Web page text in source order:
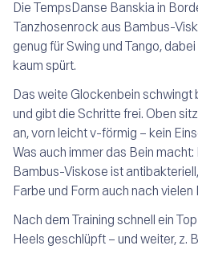
Die TempsDanse Banskia in
Tanzhosenrock aus Bambus-
genug für Swing und Tango,
kaum spürt.
Das weite Glockenbein schwingt
und gibt die Schritte frei. Oben
an, vorn leicht v-förmig – kein
Was auch immer das Bein
Bambus-Viskose ist
Farbe und Form auch nach
Nach dem Training schnell ein
Heels geschlüpft – und weiter, z.